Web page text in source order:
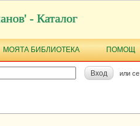
- Каталог
МОЯТА БИБЛИОТЕКА ПОМОЩ
Вход или се